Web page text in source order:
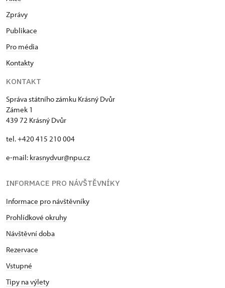
Zprávy
Publikace
Pro média
Kontakty
KONTAKT
Správa státního zámku Krásný Dvůr
Zámek 1
439 72 Krásný Dvůr
tel. +420 415 210 004
e-mail: krasnydvur@npu.cz
INFORMACE PRO NÁVŠTĚVNÍKY
Informace pro návštěvníky
Prohlídkové okruhy
Návštěvní doba
Rezervace
Vstupné
Tipy na výlety